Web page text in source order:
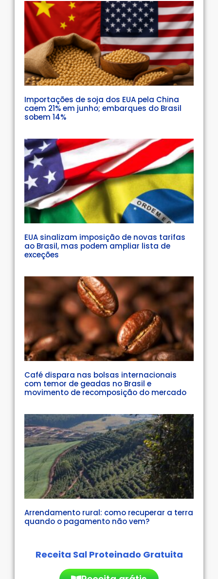
Importações de soja dos EUA pela China
caem 21% em junho; embarques do Brasil
sobem 14%
EUA sinalizam imposição de novas tarifas
ao Brasil, mas podem ampliar lista de
exceções
Café dispara nas bolsas internacionais
com temor de geadas no Brasil e
movimento de recomposição do mercado
Arrendamento rural: como recuperar a terra
quando o pagamento não vem?
Receita Sal Proteinado Gratuita